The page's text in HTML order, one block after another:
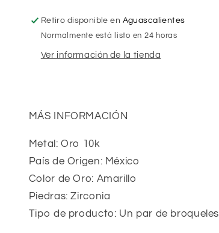
Retiro disponible en Aguascalientes
Normalmente está listo en 24 horas
Ver información de la tienda
MÁS INFORMACIÓN
Metal: Oro 10k
País de Origen: México
Color de Oro: Amarillo
Piedras: Zirconia
Tipo de producto: Un par de broqueles